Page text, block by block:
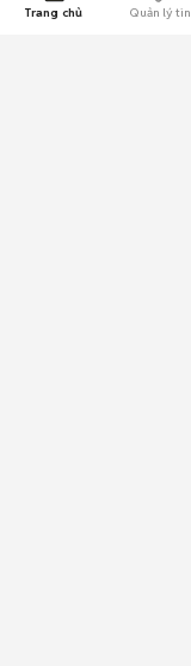
Trang chủ Quản lý tin